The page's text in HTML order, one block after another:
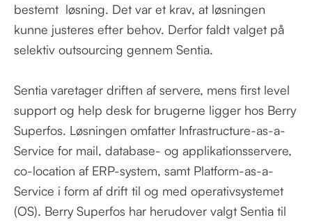
bestemt løsning. Det var et krav, at løsningen
kunne justeres efter behov. Derfor faldt valget på
selektiv outsourcing gennem Sentia.
Sentia varetager driften af servere, mens first level
support og help desk for brugerne ligger hos Berry
Superfos. Løsningen omfatter Infrastructure-as-a-
Service for mail, database- og applikationsservere,
co-location af ERP-system, samt Platform-as-a-
Service i form af drift til og med operativsystemet
(OS). Berry Superfos har herudover valgt Sentia til